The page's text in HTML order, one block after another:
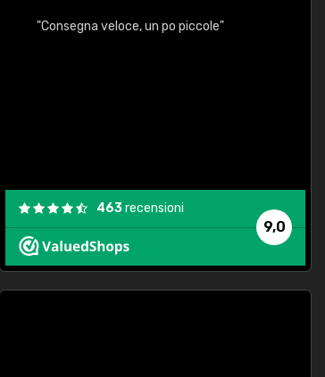
"Consegna veloce, un po piccole"
9,0
463recensioni